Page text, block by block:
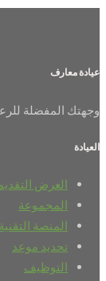
عيادة معارف
وجهتك المفضلة
العيادة
العرض
المجموعة
المنصة التقنية
تحديد موعد
التوظيف